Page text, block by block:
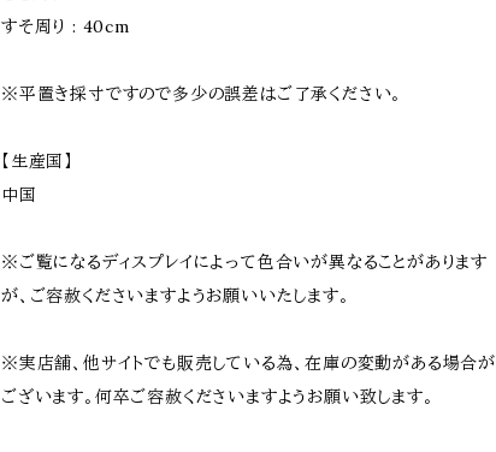
すそ周り : 40cm
※平置き採寸ですので多少の誤差はご了承ください。
【生産国】
中国
※ご覧になるディスプレイによって色合いが異なることがあります
が、ご容赦くださいますようお願いいたします。
※実店舗、他サイトでも販売している為、在庫の変動がある場合が
ございます。何卒ご容赦くださいますようお願い致します。